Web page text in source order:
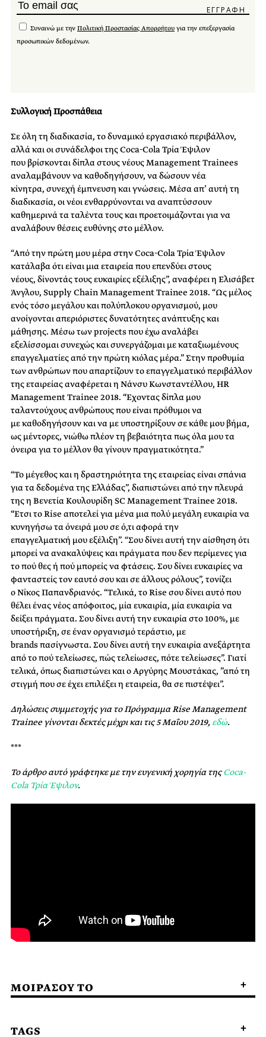
Συναινώ με την Πολιτική Προστασίας Απορρήτου για την επεξεργασία
προσωπικών δεδομένων.
Συλλογική Προσπάθεια
Σε όλη τη διαδικασία, το δυναμικό εργασιακό περιβάλλον,
αλλά και οι συνάδελφοι της Coca-Cola Τρία Έψιλον
που βρίσκονται δίπλα στους νέους Management Trainees
αναλαμβάνουν να καθοδηγήσουν, να δώσουν νέα
κίνητρα, συνεχή έμπνευση και γνώσεις. Μέσα απ’ αυτή τη
διαδικασία, οι νέοι ενθαρρύνονται να αναπτύσσουν
καθημερινά τα ταλέντα τους και προετοιμάζονται για να
αναλάβουν θέσεις ευθύνης στο μέλλον.
“Από την πρώτη μου μέρα στην Coca-Cola Τρία Έψιλον
κατάλαβα ότι είναι μια εταιρεία που επενδύει στους
νέους, δίνοντάς τους ευκαιρίες εξέλιξης”, αναφέρει η Ελισάβετ
Άνγλου, Supply Chain Management Trainee 2018. “Ως μέλος
ενός τόσο μεγάλου και πολύπλοκου οργανισμού, μου
ανοίγονται απεριόριστες δυνατότητες ανάπτυξης και
μάθησης. Μέσω των projects που έχω αναλάβει
εξελίσσομαι συνεχώς και συνεργάζομαι με καταξιωμένους
επαγγελματίες από την πρώτη κιόλας μέρα.” Στην προθυμία
των ανθρώπων που απαρτίζουν το επαγγελματικό περιβάλλον
της εταιρείας αναφέρεται η Νάνσυ Κωνσταντέλλου, HR
Management Trainee 2018. “Έχοντας δίπλα μου
ταλαντούχους ανθρώπους που είναι πρόθυμοι να
με καθοδηγήσουν και να με υποστηρίξουν σε κάθε μου βήμα,
ως μέντορες, νιώθω πλέον τη βεβαιότητα πως όλα μου τα
όνειρα για το μέλλον θα γίνουν πραγματικότητα.”
“Το μέγεθος και η δραστηριότητα της εταιρείας είναι σπάνια
για τα δεδομένα της Ελλάδας”, διαπιστώνει από την πλευρά
της η Βενετία Κουλουρίδη SC Management Trainee 2018.
“Έτσι το Rise αποτελεί για μένα μια πολύ μεγάλη ευκαιρία να
κυνηγήσω τα όνειρά μου σε ό,τι αφορά την
επαγγελματική μου εξέλιξη”. “Σου δίνει αυτή την αίσθηση ότι
μπορεί να ανακαλύψεις και πράγματα που δεν περίμενες για
το πού θες ή πού μπορείς να φτάσεις. Σου δίνει ευκαιρίες να
φανταστείς τον εαυτό σου και σε άλλους ρόλους”, τονίζει
ο Νίκος Παπανδριανός. “Τελικά, το Rise σου δίνει αυτό που
θέλει ένας νέος απόφοιτος, μία ευκαιρία, μία ευκαιρία να
δείξει πράγματα. Σου δίνει αυτή την ευκαιρία στο 100%, με
υποστήριξη, σε έναν οργανισμό τεράστιο, με
brands πασίγνωστα. Σου δίνει αυτή την ευκαιρία ανεξάρτητα
από το πού τελείωσες, πώς τελείωσες, πότε τελείωσες”. Γιατί
τελικά, όπως διαπιστώνει και ο Αργύρης Μουστάκας, ”από τη
στιγμή που σε έχει επιλέξει η εταιρεία, θα σε πιστέψει”.
Δηλώσεις συμμετοχής για το Πρόγραμμα Rise Management
Trainee γίνονται δεκτές μέχρι και τις 5 Μαΐου 2019, εδώ.
***
Το άρθρο αυτό γράφτηκε με την ευγενική χορηγία τηςCoca-
Cola Τρία Έψιλον.
ΜΟΙΡΑΣΟΥ ΤΟ
TAGS